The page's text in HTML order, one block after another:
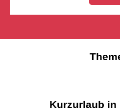
Kurzurlaub in